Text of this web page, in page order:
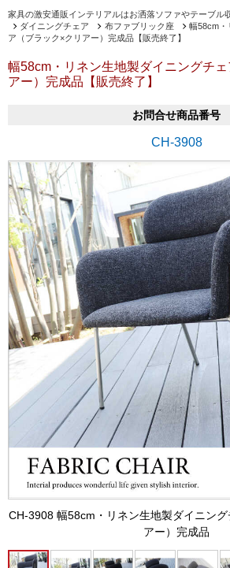
家具の激安通販インテリアルはお洒落ソファやテーブル
ダイニングチェア
布ファブリック座
幅58cm・
ア（ブラック×クリアー）完成品【販売終了】
幅58cm・リネン生地製ダイニングチ
アー）完成品【販売終了】
お問合せ商品番号
CH-3908
CH-3908 幅58cm・リネン生地製ダイニン
アー）完成品